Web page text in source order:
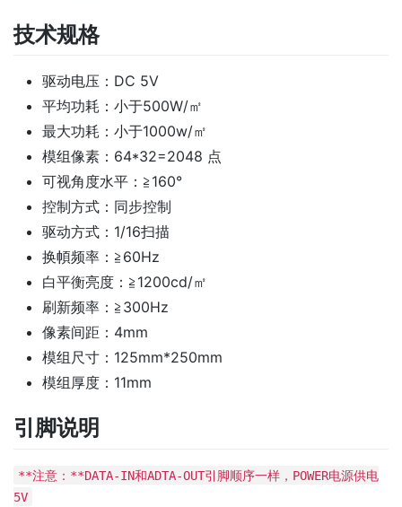
技术规格
驱动电压：DC 5V
平均功耗：小于500W/㎡
最大功耗：小于1000w/㎡
模组像素：64*32=2048 点
可视角度水平：≧160°
控制方式：同步控制
驱动方式：1/16扫描
换幁频率：≧60Hz
白平衡亮度：≧1200cd/㎡
刷新频率：≧300Hz
像素间距：4mm
模组尺寸：125mm*250mm
模组厚度：11mm
引脚说明
**注意：**DATA-IN和ADTA-OUT引脚顺序一样，POWER电源供电
5V